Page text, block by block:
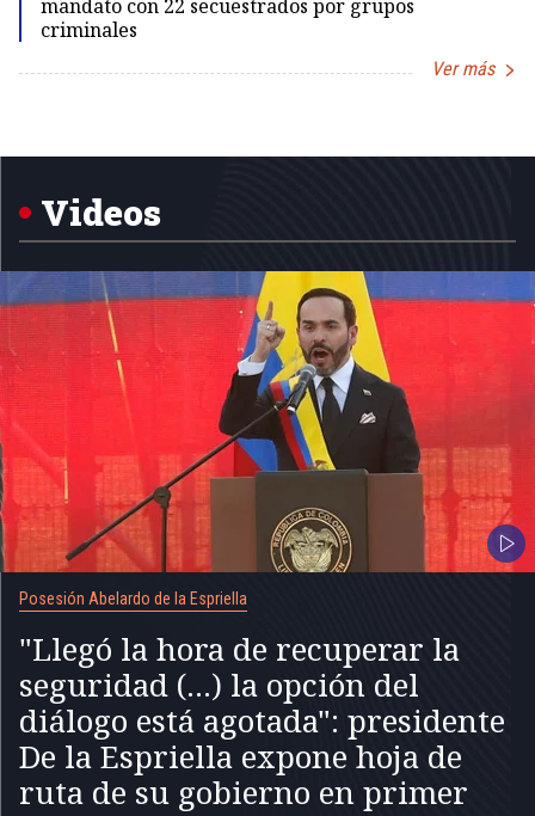
mandato con 22 secuestrados por grupos
criminales
Ver más
5
Videos
Posesión Abelardo de la Espriella
"Llegó la hora de recuperar la
seguridad (...) la opción del
diálogo está agotada": presidente
De la Espriella expone hoja de
ruta de su gobierno en primer